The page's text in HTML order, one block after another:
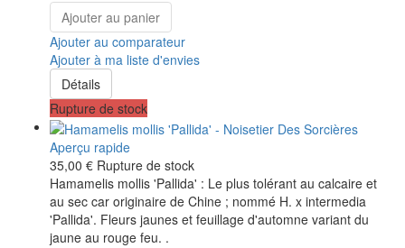
Ajouter au panier
Ajouter au comparateur
Ajouter à ma liste d'envies
Détails
Rupture de stock
Aperçu rapide
35,00 € Rupture de stock
Hamamelis mollis 'Pallida' : Le plus tolérant au calcaire et
au sec car originaire de Chine ; nommé H. x intermedia
'Pallida'. Fleurs jaunes et feuillage d'automne variant du
jaune au rouge feu. .